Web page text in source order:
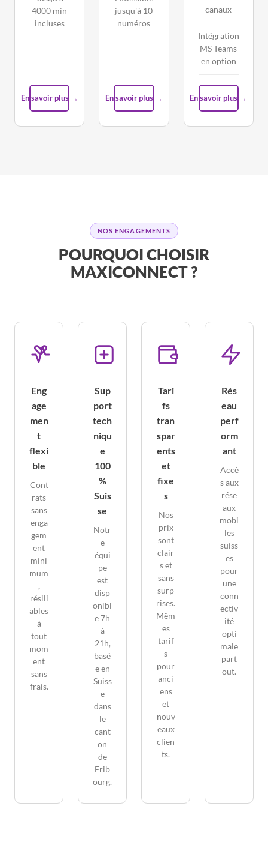
4000 min
incluses
En savoir plus →
jusqu'à 10
numéros
En savoir plus →
canaux
Intégration
MS Teams
en option
En savoir plus →
NOS ENGAGEMENTS
POURQUOI CHOISIR
MAXICONNECT ?
Eng
age
men
t
flexi
ble
Cont
rats
sans
enga
gem
ent
mini
mum
,
résili
ables
à
tout
mom
ent
sans
frais.
Sup
port
tech
niqu
e
100
%
Suis
se
Notr
e
équi
pe
est
disp
onibl
e 7h
à
21h,
basé
e en
Suiss
e
dans
le
cant
on
de
Frib
ourg.
Tari
fs
tran
spar
ents
et
fixe
s
Nos
prix
sont
clair
s et
sans
surp
rises.
Mêm
es
tarif
s
pour
anci
ens
et
nouv
eaux
clien
ts.
Rés
eau
perf
orm
ant
Accè
s aux
rése
aux
mobi
les
suiss
es
pour
une
conn
ectiv
ité
opti
male
part
out.